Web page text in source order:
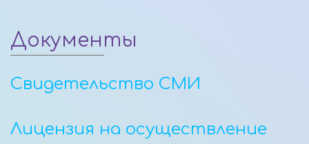
Документы
Свидетельство СМИ
Лицензия на осуществление